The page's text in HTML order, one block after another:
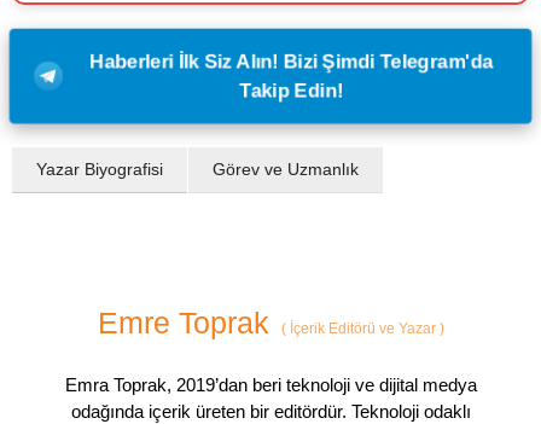
Haberleri İlk Siz Alın! Bizi Şimdi Telegram'da
Takip Edin!
Yazar Biyografisi Görev ve Uzmanlık
Emre Toprak (İçerik Editörü ve Yazar )
Emra Toprak, 2019’dan beri teknoloji ve dijital medya
odağında içerik üreten bir editördür. Teknoloji odaklı